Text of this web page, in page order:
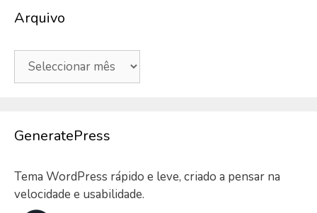
Arquivo
Arquivo
GeneratePress
Tema WordPress rápido e leve, criado a pensar na
velocidade e usabilidade.